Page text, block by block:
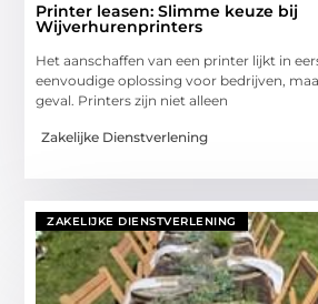
Printer leasen: Slimme keuze bij
Wijverhurenprinters
Het aanschaffen van een printer lijkt in
eenvoudige oplossing voor bedrijven,
geval. Printers zijn niet alleen
Zakelijke Dienstverlening
ZAKELIJKE DIENSTVERLENING